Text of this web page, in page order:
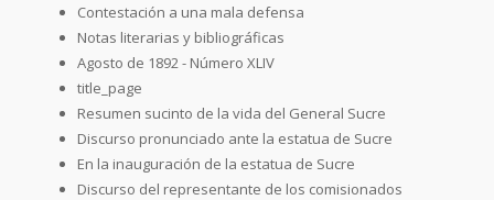
Contestación a una mala defensa
Notas literarias y bibliográficas
Agosto de 1892 - Número XLIV
title_page
Resumen sucinto de la vida del General Sucre
Discurso pronunciado ante la estatua de Sucre
En la inauguración de la estatua de Sucre
Discurso del representante de los comisionados